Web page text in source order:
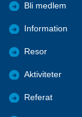
Bli medlem
Information
Resor
Aktiviteter
Referat